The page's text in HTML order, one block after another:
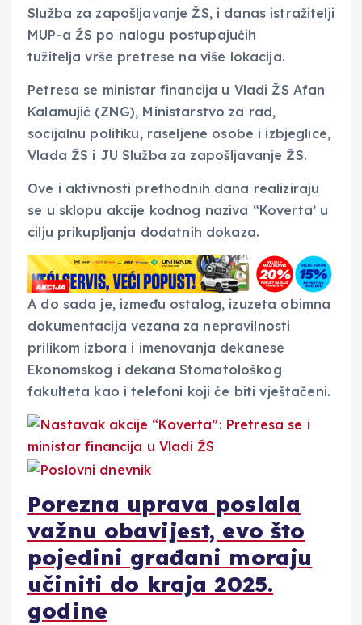
Služba za zapošljavanje ŽS, i danas istražitelji
MUP-a ŽS po nalogu postupajućih
tužitelja vrše pretrese na više lokacija.
Petresa se ministar financija u Vladi ŽS Afan
Kalamujić (ZNG), Ministarstvo za rad,
socijalnu politiku, raseljene osobe i izbjeglice,
Vlada ŽS i JU Služba za zapošljavanje ŽS.
Ove i aktivnosti prethodnih dana realiziraju
se u sklopu akcije kodnog naziva “Koverta’ u
cilju prikupljanja dodatnih dokaza.
A do sada je, između ostalog, izuzeta obimna
dokumentacija vezana za nepravilnosti
prilikom izbora i imenovanja dekanese
Ekonomskog i dekana Stomatološkog
fakulteta kao i telefoni koji će biti vještačeni.
Porezna uprava poslala
važnu obavijest, evo što
pojedini građani moraju
učiniti do kraja 2025.
godine